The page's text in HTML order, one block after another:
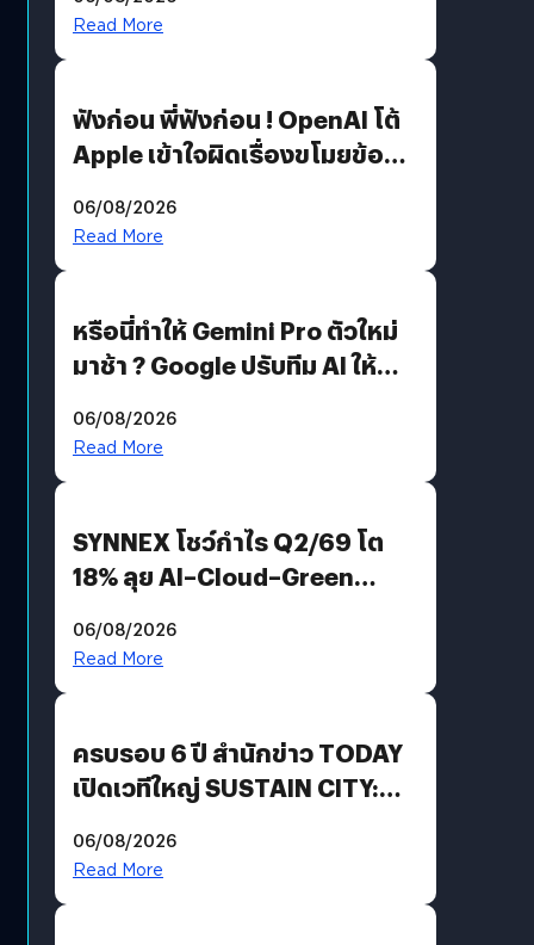
รหัสผ่านหลุด ไม่ใช่แฮ็กเกอร์
Read More
ฟังก่อน พี่ฟังก่อน ! OpenAI โต้
Apple เข้าใจผิดเรื่องขโมยข้อมูล
06/08/2026
Read More
หรือนี่ทำให้ Gemini Pro ตัวใหม่
มาช้า ? Google ปรับทีม AI ให้
AGI
06/08/2026
Read More
SYNNEX โชว์กำไร Q2/69 โต
18% ลุย AI–Cloud–Green
Revenue เร่งเครื่อง New
06/08/2026
Read More
ครบรอบ 6 ปี สำนักข่าว TODAY
เปิดเวทีใหญ่ SUSTAIN CITY:
แนวทางปรับตัวสู่เศรษฐกิจสี
06/08/2026
Read More